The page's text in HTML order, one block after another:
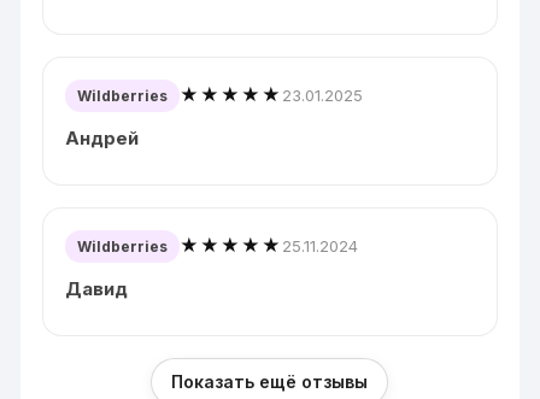
Wildberries ★★★★★ 23.01.2025
Андрей
Wildberries ★★★★★ 25.11.2024
Давид
Показать ещё отзывы